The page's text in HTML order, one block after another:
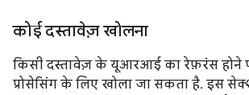
कोई दस्तावेज़ खोलना
किसी दस्तावेज़ के यूआरआई का रेफ़रंस होने
प्रोसेसिंग के लिए खोला जा सकता है. इस